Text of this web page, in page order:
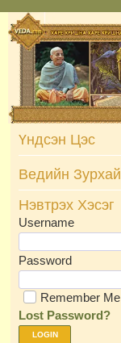
Skip
to
content
Үндсэн Цэс
Ведийн Зурхай
Нэвтрэх Хэсэг
Username
Password
Remember Me
Lost Password?
LOGIN